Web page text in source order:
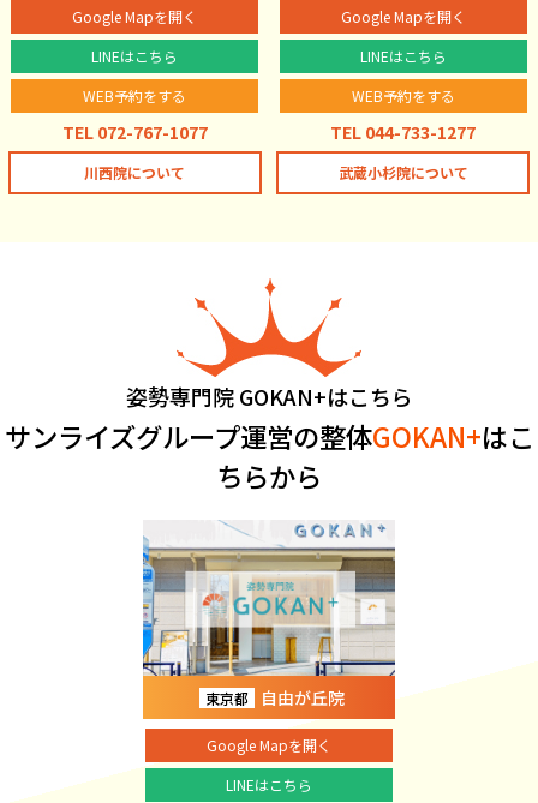
Google Mapを開く
LINEはこちら
WEB予約をする
TEL 072-767-1077
川西院について
Google Mapを開く
LINEはこちら
WEB予約をする
TEL 044-733-1277
武蔵小杉院について
姿勢専門院 GOKAN+はこちら
サンライズグループ運営の整体GOKAN+はこ
ちらから
東京都 自由が丘院
Google Mapを開く
LINEはこちら